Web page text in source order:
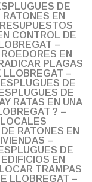
DE
EN
CONTROL DE
–
EN
PLAGAS
LLOBREGAT –
DE
DE
RATAS EN UNA
? –
RATONES EN
–
DE
EN
TRAMPAS
LLOBREGAT –